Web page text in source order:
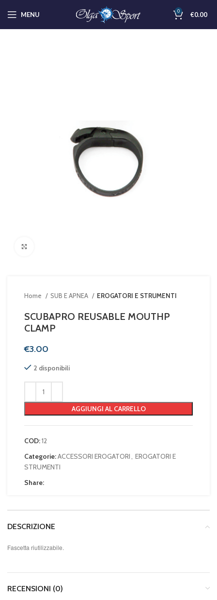
MENU 0 €0.00
Home SUB E APNEA EROGATORI E STRUMENTI
SCUBAPRO REUSABLE MOUTHP
CLAMP
€
2 disponibili
AGGIUNGI AL CARRELLO
COD:12
Categorie:ACCESSORI EROGATORI, EROGATORI E
STRUMENTI
Share:
DESCRIZIONE
Fascetta riutilizzabile.
RECENSIONI (0)